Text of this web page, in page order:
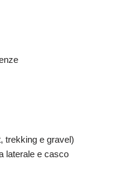
trekking e gravel)
laterale e casco